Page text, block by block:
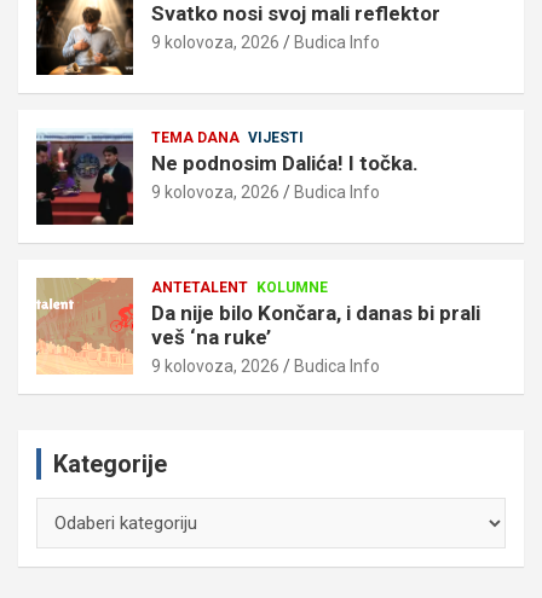
Svatko nosi svoj mali reflektor
9 kolovoza, 2026 Budica Info
TEMA DANA VIJESTI
Ne podnosim Dalića! I točka.
9 kolovoza, 2026 Budica Info
ANTETALENT KOLUMNE
Da nije bilo Končara, i danas bi prali
veš ‘na ruke’
9 kolovoza, 2026 Budica Info
Kategorije